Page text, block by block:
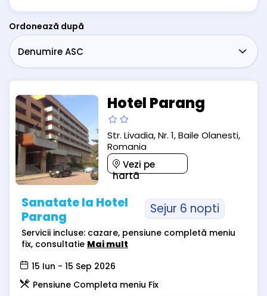
Ordonează după
Hotel Parang
Str. Livadia, Nr. 1, Baile Olanesti,
Romania
Vezi pe
hartă
Sanatate la Hotel
Parang
Sejur 6 nopti
Servicii incluse: cazare, pensiune completă meniu
fix, consultatie Mai mult
15 Iun - 15 Sep 2026
Pensiune Completa meniu Fix